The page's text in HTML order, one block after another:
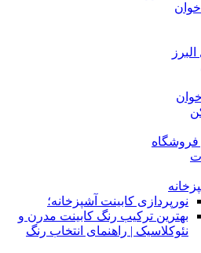
فروشگاه
نورپردازی کابینت آشپزخانه؛
بهترین ترکیب رنگ کابینت مدرن و
نئوکلاسیک | راهنمای انتخاب رنگ